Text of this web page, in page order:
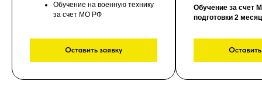
Обучение на военную технику
за счет МО РФ
Оставить заявку
Обучение за счет
подготовки 2